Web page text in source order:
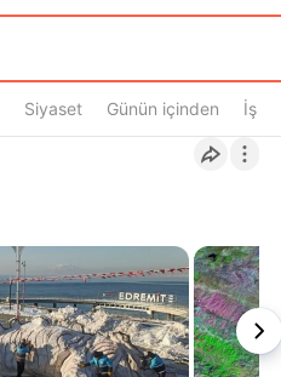
Siyaset Günün içinden İş